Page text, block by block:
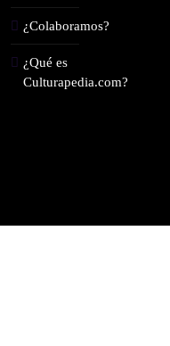
¿Colaboramos?
¿Qué es
Culturapedia.com?